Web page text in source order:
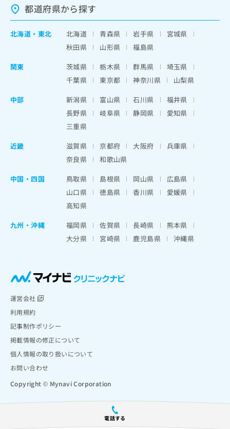
電話する
都道府県から探す
北海道 ・ 東北 北海道 青森県 岩手県
宮城県
秋田県
山形県
福島県
関東
茨城県 栃木県 群馬県
埼玉県
千葉県
東京都 神奈川県
山梨県
中部
新潟県 富山県 石川県
福井県
長野県
岐阜県 静岡県
愛知県
三重県
近畿
滋賀県 京都府 大阪府
兵庫県
奈良県
和歌山県
中国・四国
鳥取県 島根県 岡山県
広島県
山口県
徳島県 香川県
愛媛県
高知県
九州・沖縄
福岡県 佐賀県 長崎県
熊本県
大分県
宮崎県 鹿児島県 沖縄県
運営会社
利用規約
記事制作ポリシー
掲載情報の修正について
個人情報の取り扱いについて
お問い合わせ
Copyright © Mynavi Corporation